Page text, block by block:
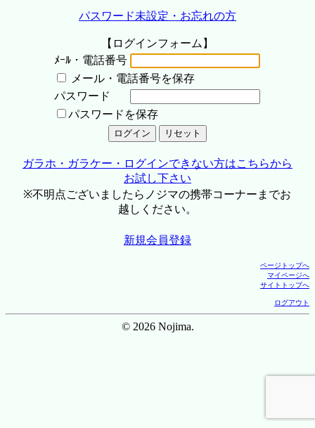
パスワード未設定・お忘れの方
【ログインフォーム】
ﾒｰﾙ・電話番号
メール・電話番号を保存
パスワード
パスワードを保存
ガラホ・ガラケー・ログインできない方はこちらから
お試し下さい
※不明点ございましたらノジマの携帯コーナーまでお
越しください。
新規会員登録
ページトップへ
マイページへ
サイトトップへ
ログアウト
© 2026 Nojima.